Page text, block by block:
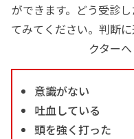
ができます。どう受診
てみてください。判断
クター
意識がない
吐血している
頭を強く打った